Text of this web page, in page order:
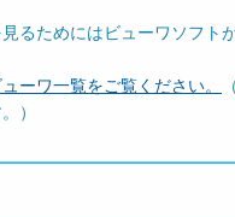
るためにはビューワソフト
ーワ一覧をご覧ください。
）